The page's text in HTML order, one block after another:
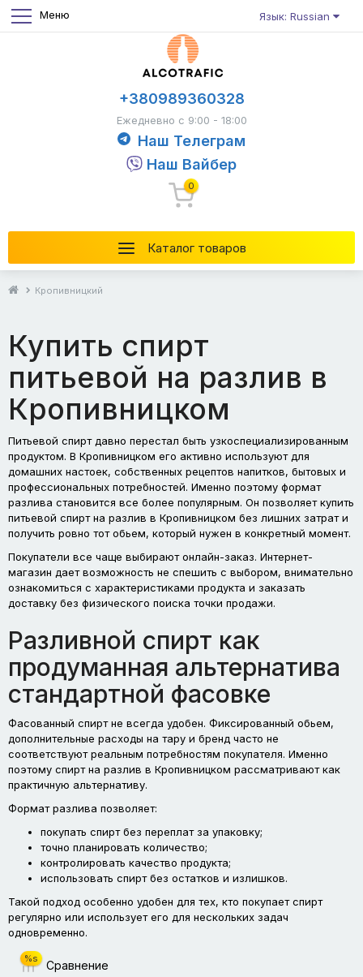
Меню Язык: Russian
Каталог товаров
+380989360328
Ежедневно с 9:00 - 18:00
Наш Телеграм
Наш Вайбер
0
Кропивницкий
Купить спирт
питьевой на разлив в
Кропивницком
Питьевой спирт давно перестал быть узкоспециализированным
продуктом. В Кропивницком его активно используют для
домашних настоек, собственных рецептов напитков, бытовых и
профессиональных потребностей. Именно поэтому формат
разлива становится все более популярным. Он позволяет купить
питьевой спирт на разлив в Кропивницком без лишних затрат и
получить ровно тот обьем, который нужен в конкретный момент.
Покупатели все чаще выбирают онлайн-заказ. Интернет-
магазин дает возможность не спешить с выбором, внимательно
ознакомиться с характеристиками продукта и заказать
доставку без физического поиска точки продажи.
Разливной спирт как
продуманная альтернатива
стандартной фасовке
Фасованный спирт не всегда удобен. Фиксированный обьем,
дополнительные расходы на тару и бренд часто не
соответствуют реальным потребностям покупателя. Именно
поэтому спирт на разлив в Кропивницком рассматривают как
практичную альтернативу.
Формат разлива позволяет:
покупать спирт без переплат за упаковку;
точно планировать количество;
контролировать качество продукта;
использовать спирт без остатков и излишков.
Такой подход особенно удобен для тех, кто покупает спирт
регулярно или использует его для нескольких задач
одновременно.
%s Сравнение